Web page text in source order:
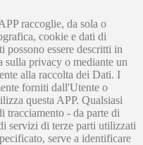
raccoglie, da sola o
cookie e dati di
essere descritti in
sulla privacy o mediante un
alla raccolta dei Dati. I
forniti dall'Utente o
questa APP. Qualsiasi
tracciamento - da parte di
servizi di terze parti utilizzati
serve a identificare